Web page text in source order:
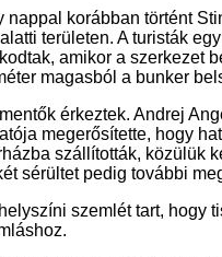
nappal korábban történt
területen. A turisták
amikor a szerkezet
magasból a bunker
érkeztek. Andrej
megerősítette, hogy
szállították, közülük
sérültet pedig további
szemlét tart, hogy